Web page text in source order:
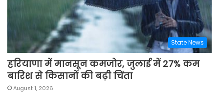
State News
हरियाणा में मानसून कमजोर, जुलाई में 27% कम
बारिश से किसानों की बढ़ी चिंता
August 1, 2026